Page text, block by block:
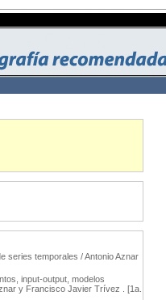
series temporales / Antonio Aznar
input-output, modelos
y Francisco Javier Trívez . [1a.